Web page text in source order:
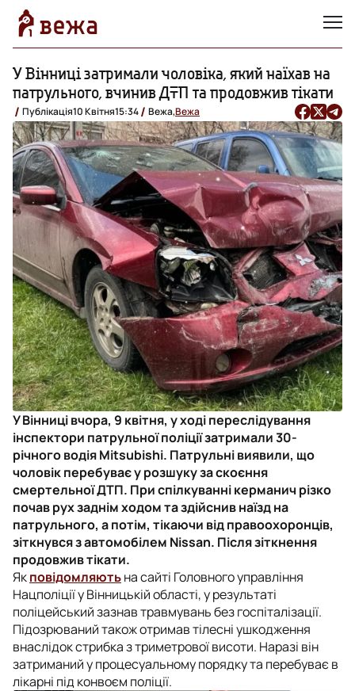
У Вінниці затримали чоловіка, який наїхав на
патрульного, вчинив ДТП та продовжив тікати
Публікація10 Квітня15:34 Вежа,Вежа
У Вінниці вчора, 9 квітня, у ході переслідування
інспектори патрульної поліції затримали 30-
річного водія Mitsubishi. Патрульні виявили, що
чоловік перебуває у розшуку за скоєння
смертельної ДТП. При спілкуванні керманич різко
почав рух заднім ходом та здійснив наїзд на
патрульного, а потім, тікаючи від правоохоронців,
зіткнувся з автомобілем Nissan. Після зіткнення
продовжив тікати.
Якповідомляютьна сайті Головного управління
Нацполіції у Вінницькій області, у результаті
поліцейський зазнав травмувань без госпіталізації.
Підозрюваний також отримав тілесні ушкодження
внаслідок стрибка з триметрової висоти. Наразі він
затриманий у процесуальному порядку та перебуває в
лікарні під конвоєм поліції.